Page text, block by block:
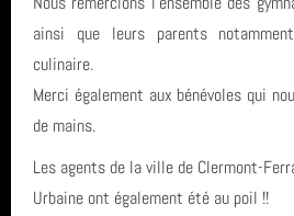
ainsi que leurs parents
culinaire.
Merci également aux bénévoles qui
de mains.
Les agents de la ville de Clermont-
Urbaine ont également été au poil !!